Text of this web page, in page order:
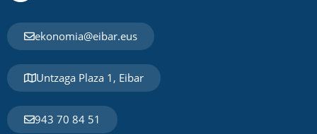
ekonomia@eibar.eus
Untzaga Plaza 1, Eibar
943 70 84 51